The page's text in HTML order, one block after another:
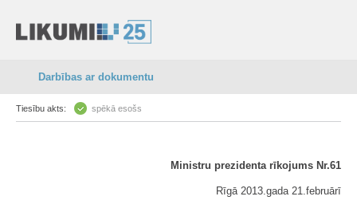
Darbības ar dokumentu
Tiesību akts: spēkā esošs
Ministru prezidenta rīkojums Nr.61
Rīgā 2013.gada 21.februārī